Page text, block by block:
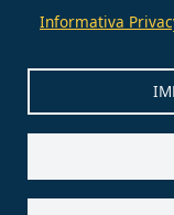
Informativa
Claudia